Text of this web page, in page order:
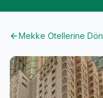
Mekke Otellerine Dön